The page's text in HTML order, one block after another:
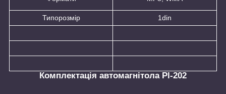
Типорозмір 1din
Комплектація автомагнітола Pl-202